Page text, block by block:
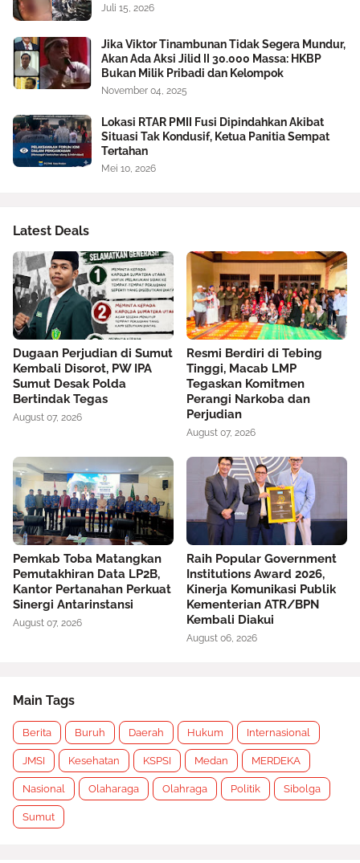
Juli 15, 2026
Jika Viktor Tinambunan Tidak Segera Mundur,
Akan Ada Aksi Jilid II 30.000 Massa: HKBP
Bukan Milik Pribadi dan Kelompok
November 04, 2025
Lokasi RTAR PMII Fusi Dipindahkan Akibat
Situasi Tak Kondusif, Ketua Panitia Sempat
Tertahan
Mei 10, 2026
Latest Deals
Dugaan Perjudian di Sumut
Kembali Disorot, PW IPA
Sumut Desak Polda
Bertindak Tegas
August 07, 2026
Resmi Berdiri di Tebing
Tinggi, Macab LMP
Tegaskan Komitmen
Perangi Narkoba dan
Perjudian
August 07, 2026
Pemkab Toba Matangkan
Pemutakhiran Data LP2B,
Kantor Pertanahan Perkuat
Sinergi Antarinstansi
August 07, 2026
Raih Popular Government
Institutions Award 2026,
Kinerja Komunikasi Publik
Kementerian ATR/BPN
Kembali Diakui
August 06, 2026
Main Tags
Berita Buruh Daerah Hukum Internasional
JMSI Kesehatan KSPSI Medan MERDEKA
Nasional Olaharaga Olahraga Politik Sibolga
Sumut